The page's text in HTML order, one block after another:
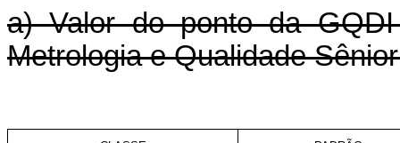
a) Valor do ponto da
Metrologia e Qualidade